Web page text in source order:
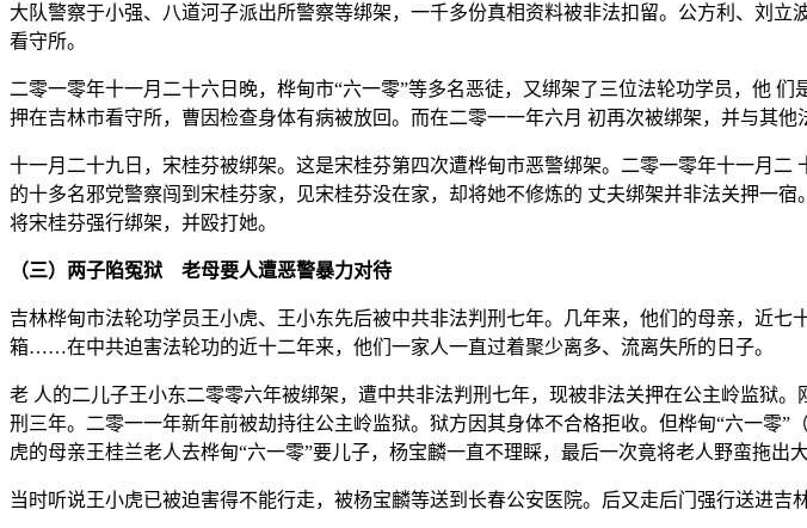
大队警察于小强、八道河子派出所警察等绑架，一千多份真相资料被非法扣留。公方利、刘
看守所。
二零一零年十一月二十六日晚，桦甸市“六一零”等多名恶徒，又绑架了三位法轮功学员，他
押在吉林市看守所，曹因检查身体有病被放回。而在二零一一年六月 初再次被绑架，并与其他
十一月二十九日，宋桂芬被绑架。这是宋桂芬第四次遭桦甸市恶警绑架。二零一零年十一月
的十多名邪党警察闯到宋桂芬家，见宋桂芬没在家，却将她不修炼的 丈夫绑架并非法关押一
将宋桂芬强行绑架，并殴打她。
（三）两子陷冤狱 老母要人遭恶警暴力对待
吉林桦甸市法轮功学员王小虎、王小东先后被中共非法判刑七年。几年来，他们的母亲，近
箱……在中共迫害法轮功的近十二年来，他们一家人一直过着聚少离多、流离失所的日子。
老 人的二儿子王小东二零零六年被绑架，遭中共非法判刑七年，现被非法关押在公主岭监狱
刑三年。二零一一年新年前被劫持往公主岭监狱。狱方因其身体不合格拒收。但桦甸“六一零
虎的母亲王桂兰老人去桦甸“六一零”要儿子，杨宝麟一直不理睬，最后一次竟将老人野蛮拖出大
当时听说王小虎已被迫害得不能行走，被杨宝麟等送到长春公安医院。后又走后门强行送进吉